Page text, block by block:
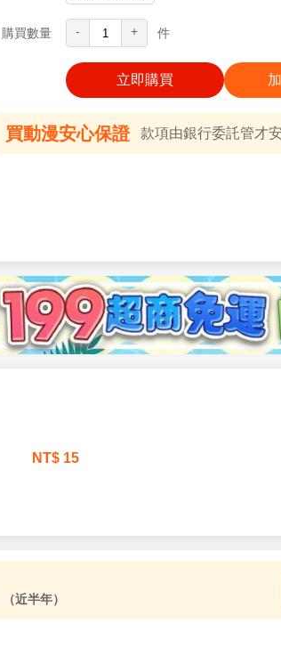
購買數量 - + 件
立即購買
買動漫安心保證 款項由銀行委託管才
NT$ 15
近半年）